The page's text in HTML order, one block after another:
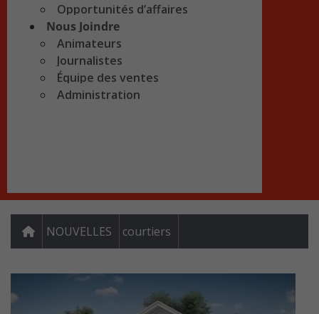
Opportunités d’affaires
Nous Joindre
Animateurs
Journalistes
Équipe des ventes
Administration
NOUVELLES courtiers